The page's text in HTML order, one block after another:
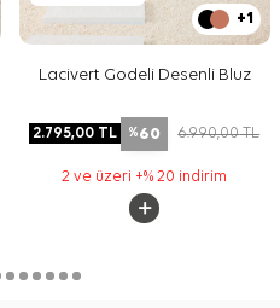
+1
Lacivert Godeli Desenli Bluz
2.795,00 TL %60 6.990,00TL
2 ve üzeri +% 20 indirim